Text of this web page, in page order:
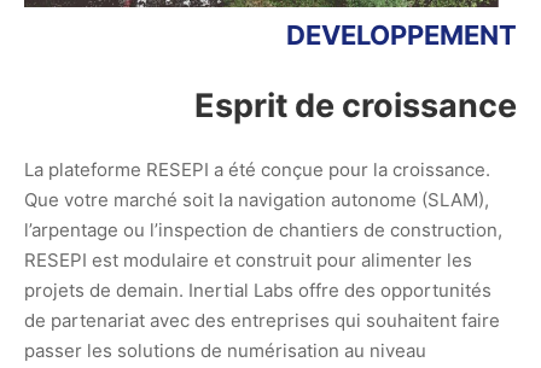
DEVELOPPEMENT
Esprit de croissance
La plateforme RESEPI a été conçue pour la croissance.
Que votre marché soit la navigation autonome (SLAM),
l’arpentage ou l’inspection de chantiers de construction,
RESEPI est modulaire et construit pour alimenter les
projets de demain. Inertial Labs offre des opportunités
de partenariat avec des entreprises qui souhaitent faire
passer les solutions de numérisation au niveau